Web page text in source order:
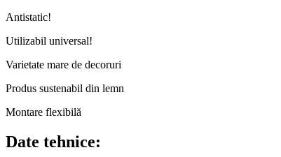
Antistatic!
Utilizabil universal!
Varietate mare de decoruri
Produs sustenabil din lemn
Montare flexibilă
Date tehnice: